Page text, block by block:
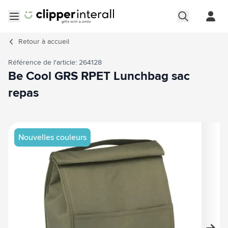
Retour à accueil
Nouvelles couleurs
Image principale
Cliquez pour voir l'image en plein écran
Référence de l'article: 264128
Be Cool GRS RPET Lunchbag sac
repas